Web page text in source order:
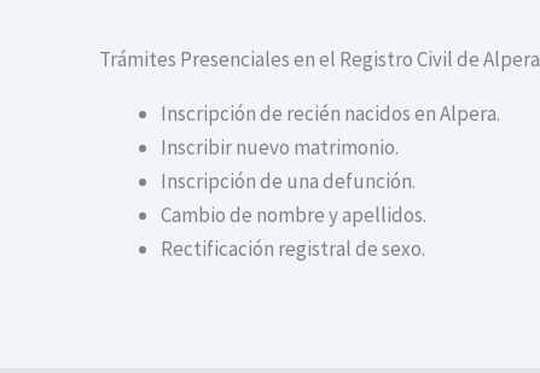
Trámites Presenciales en el Registro Civil de Alpera
Inscripción de recién nacidos en Alpera.
Inscribir nuevo matrimonio.
Inscripción de una defunción.
Cambio de nombre y apellidos.
Rectificación registral de sexo.